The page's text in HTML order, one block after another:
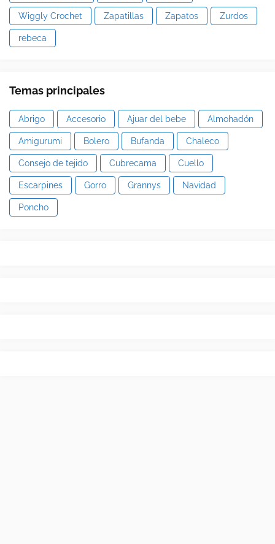
Wiggly Crochet Zapatillas Zapatos Zurdos
rebeca
Temas principales
Abrigo Accesorio Ajuar del bebe Almohadón
Amigurumi Bolero Bufanda Chaleco
Consejo de tejido Cubrecama Cuello
Escarpines Gorro Grannys Navidad
Poncho